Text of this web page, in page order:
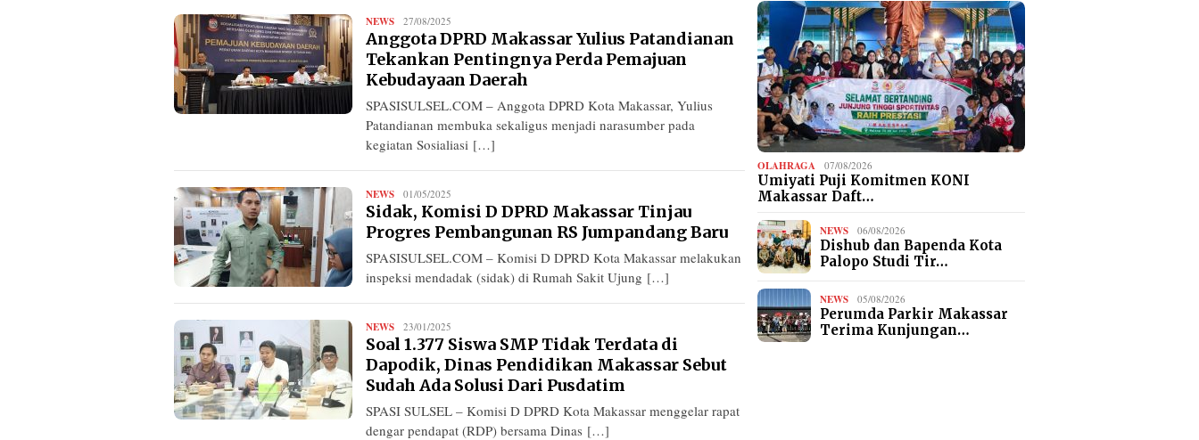
NEWS Redaksi
27/08/2025
Anggota DPRD Makassar Yulius Patandianan
Tekankan Pentingnya Perda Pemajuan
Kebudayaan Daerah
SPASISULSEL.COM – Anggota DPRD Kota Makassar, Yulius
Patandianan membuka sekaligus menjadi narasumber pada
kegiatan Sosialiasi […]
NEWS Redaksi
01/05/2025
Sidak, Komisi D DPRD Makassar Tinjau
Progres Pembangunan RS Jumpandang Baru
SPASISULSEL.COM – Komisi D DPRD Kota Makassar melakukan
inspeksi mendadak (sidak) di Rumah Sakit Ujung […]
NEWS Redaksi
23/01/2025
Soal 1.377 Siswa SMP Tidak Terdata di
Dapodik, Dinas Pendidikan Makassar Sebut
Sudah Ada Solusi Dari Pusdatim
SPASI SULSEL – Komisi D DPRD Kota Makassar menggelar rapat
dengar pendapat (RDP) bersama Dinas […]
OLAHRAGA 07/08/2026
Umiyati Puji Komitmen KONI
Makassar Daft…
NEWS 06/08/2026
Dishub dan Bapenda Kota
Palopo Studi Tir…
NEWS 05/08/2026
Perumda Parkir Makassar
Terima Kunjungan…